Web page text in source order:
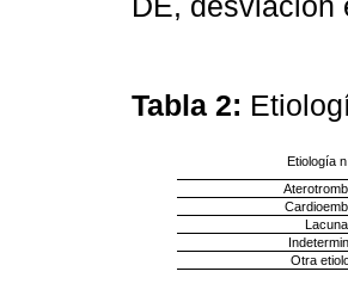
Tabla 2:
Etiología
Otra